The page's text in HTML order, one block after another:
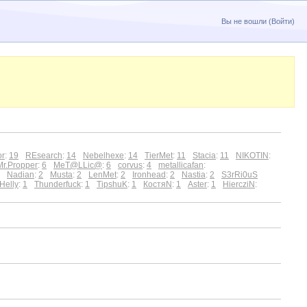
Вы не вошли (Войти)
: 19 REsearch: 14 Nebelhexe: 14 TierMet: 11 Stacia: 11 NIKOTIN :
: 6 MeT@LLic@: 6 corvus: 4 metallicafan:
Nadian: 2 Musta: 2 LenMet: 2 Ironhead : 2 Nastia: 2
S3rRi0uS
: 1 Thunderfuck: 1 TipshuK: 1 КостяN : 1 Aster: 1 HiercziN :